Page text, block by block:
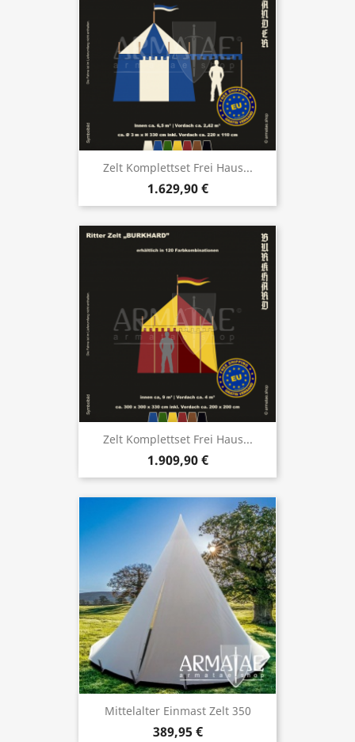
Zelt Komplettset Frei Haus...
1.629,90 €
Zelt Komplettset Frei Haus...
1.909,90 €
Mittelalter Einmast Zelt 350
389,95 €